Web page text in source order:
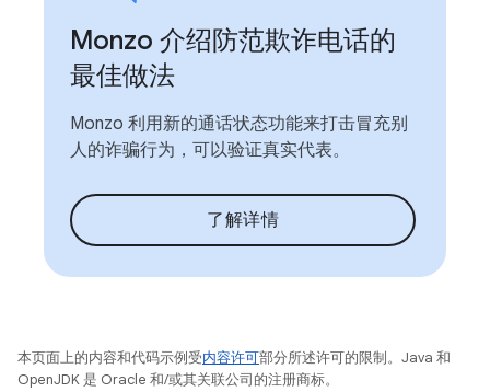
Monzo 介绍防范欺诈电话的
最佳做法
Monzo 利用新的通话状态功能来打击冒充别
人的诈骗行为，可以验证真实代表。
了解详情
本页面上的内容和代码示例受内容许可部分所述许可的限制。Java 和
OpenJDK 是 Oracle 和/或其关联公司的注册商标。